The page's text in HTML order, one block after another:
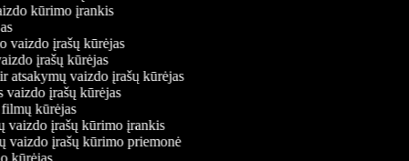
kūrimo įrankis
vaizdo įrašų kūrėjas
įrašų kūrėjas
atsakymų vaizdo įrašų kūrėjas
vaizdo įrašų kūrėjas
filmų kūrėjas
vaizdo įrašų kūrimo įrankis
vaizdo įrašų kūrimo priemonė